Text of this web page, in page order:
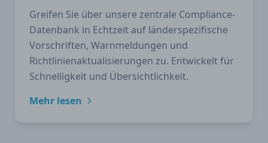
Greifen Sie über unsere zentrale Compliance-
Datenbank in Echtzeit auf länderspezifische
Vorschriften, Warnmeldungen und
Richtlinienaktualisierungen zu. Entwickelt für
Schnelligkeit und Übersichtlichkeit.
Mehr lesen